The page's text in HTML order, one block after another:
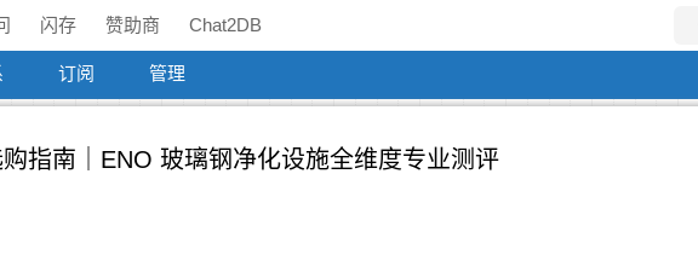
闪存 赞助商 Chat2DB
订阅 管理
指南｜ENO 玻璃钢净化设施全维度专业测评